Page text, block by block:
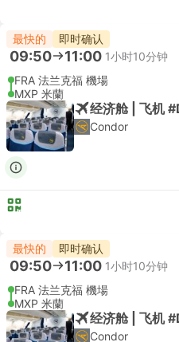
最快的 即时确认
09:50 11:00 1小时10分钟
FRA 法兰克福 機場
MXP 米蘭
经济舱 | 飞机
Condor
最快的 即时确认
09:50 11:00 1小时10分钟
FRA 法兰克福 機場
MXP 米蘭
经济舱 | 飞机
Condor